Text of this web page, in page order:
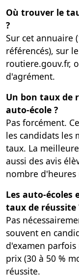
Où trouver le
?
Sur cet annuaire
référencés), sur
routiere.gouv.fr,
d'agrément.
Un bon taux de
auto-école ?
Pas forcément.
les candidats les
taux. La
aussi des avis
nombre d'heures
Les auto-écoles
taux de réussite
Pas
souvent en
d'examen
prix (30 à 50 %
réussite.